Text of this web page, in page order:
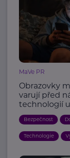
MaVe PR
Obrazovky
varují před
technologií
Bezpečnost
Technologie